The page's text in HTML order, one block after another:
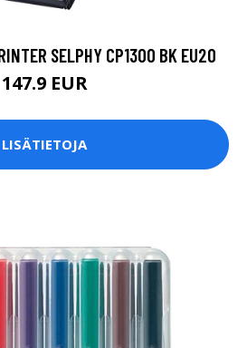
SELPHY CP1300 BK EU20
147.9 EUR
LISÄTIETOJA